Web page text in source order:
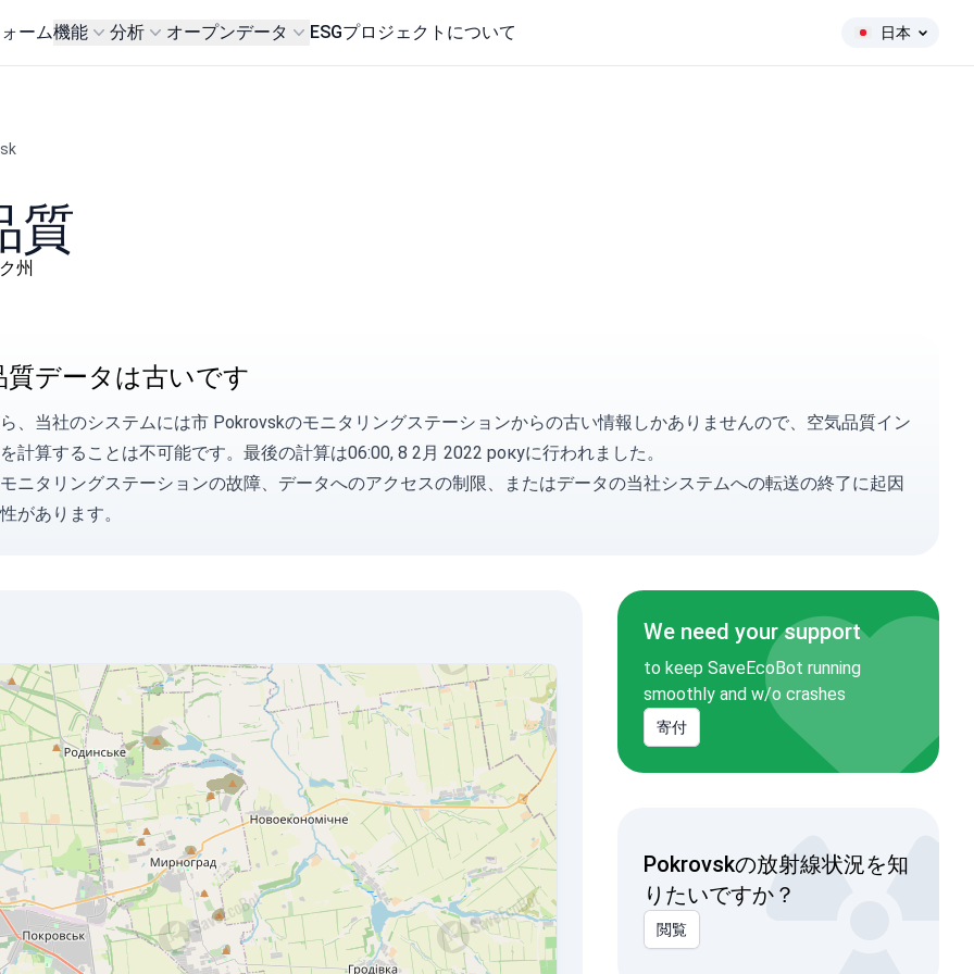
ーム機能 分析 オープンデータ ESGプロジェクトについて 日本
質
州
質データは古いです
、当社のシステムには市 Pokrovskのモニタリングステーションからの古い情報しかありませんので、空気品質イン
計算することは不可能です。最後の計算は06:00, 8 2月 2022 рокуに行われました。
ニタリングステーションの故障、データへのアクセスの制限、またはデータの当社システムへの転送の終了に起因
があります。
We need your support
to keep SaveEcoBot running
smoothly and w/o crashes
寄付
Pokrovskの放射線状況を知
りたいですか？
閲覧